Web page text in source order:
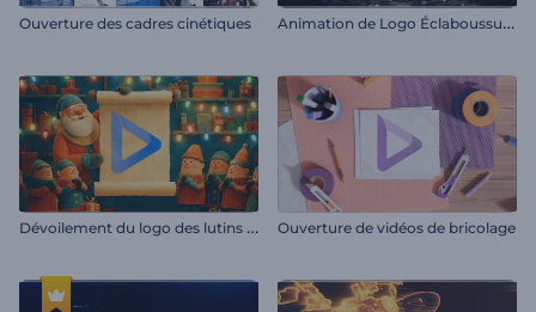
Ouverture des cadres cinétiques A
nimation de Logo Éclaboussure au Ralenti
D
évoilement du logo des lutins du Père Noël Ouverture de vidéos de bricolage